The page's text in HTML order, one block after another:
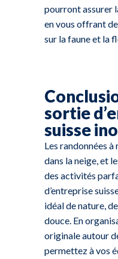
pourront assurer
en vous offrant
sur la faune et la
sortie
suisse
Les randonnées
dans la neige, et
des activités
d’entreprise
idéal de nature,
douce. En
originale autour
permettez à vos